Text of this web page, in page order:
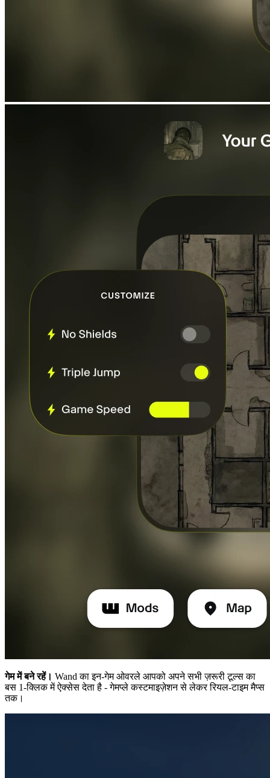
गेम में बने रहें। Wand का इन-गेम ओवरले आपको अपने सभी ज़रूरी टूल्स का
बस 1-क्लिक में ऐक्सेस देता है - गेमप्ले कस्टमाइज़ेशन से लेकर रियल-टाइम मैप्स
तक।